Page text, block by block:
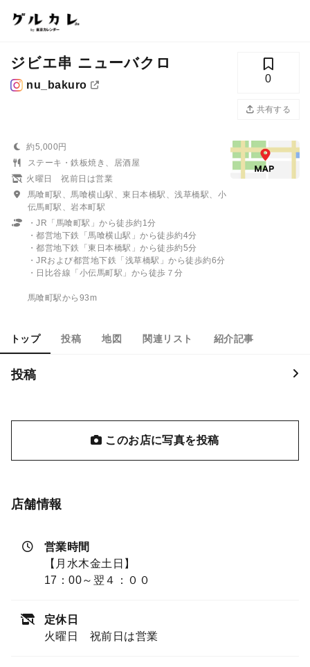
ジビエ串 ニューバクロ
nu_bakuro
0
共有する
約5,000円
ステーキ・鉄板焼き、居酒屋
火曜日 祝前日は営業
馬喰町駅、馬喰横山駅、東日本橋駅、浅草橋駅、小
伝馬町駅、岩本町駅
・JR「馬喰町駅」から徒歩約1分
・都営地下鉄「馬喰横山駅」から徒歩約4分
・都営地下鉄「東日本橋駅」から徒歩約5分
・JRおよび都営地下鉄「浅草橋駅」から徒歩約6分
・日比谷線「小伝馬町駅」から徒歩７分
馬喰町駅から93m
トップ 投稿 地図 関連リスト 紹介記事
投稿
このお店に写真を投稿
店舗情報
営業時間
【月水木金土日】
17：00～翌４：００
定休日
火曜日 祝前日は営業